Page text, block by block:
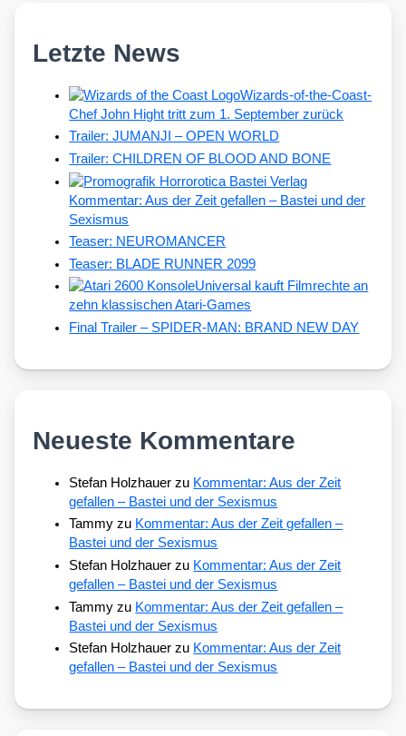
Letzte News
Wizards-of-the-Coast-
Chef John Hight tritt zum 1. September zurück
Trailer: JUMANJI – OPEN WORLD
Trailer: CHILDREN OF BLOOD AND BONE
Kommentar: Aus der Zeit gefallen – Bastei und der
Sexismus
Teaser: NEUROMANCER
Teaser: BLADE RUNNER 2099
Universal kauft Filmrechte an
zehn klassischen Atari-Games
Final Trailer – SPIDER-MAN: BRAND NEW DAY
Neueste Kommentare
Stefan Holzhauer zu Kommentar: Aus der Zeit
gefallen – Bastei und der Sexismus
Tammy zu Kommentar: Aus der Zeit gefallen –
Bastei und der Sexismus
Stefan Holzhauer zu Kommentar: Aus der Zeit
gefallen – Bastei und der Sexismus
Tammy zu Kommentar: Aus der Zeit gefallen –
Bastei und der Sexismus
Stefan Holzhauer zu Kommentar: Aus der Zeit
gefallen – Bastei und der Sexismus